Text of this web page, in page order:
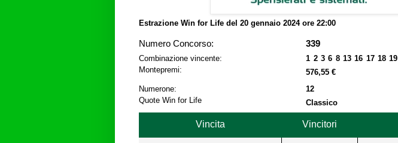
Estrazione Win for Life del 20 gennaio 2024 ore 22:00
Numero Concorso: 339
Combinazione vincente:
1 2 3 6 8 13 16 17 18 19
Montepremi:
576,55 €
Numerone:
12
Quote Win for Life
Classico
Vincita Vincitori